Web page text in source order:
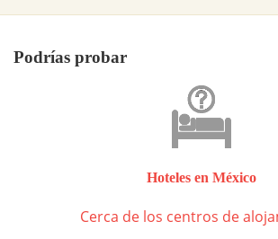
Podrías probar
Hoteles en México
Cerca de los centros de